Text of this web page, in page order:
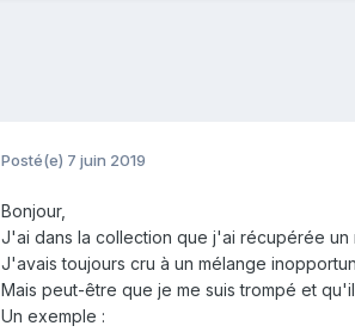
Posté(e) 7 juin 2019
Bonjour,
J'ai dans la collection que j'ai récupérée un
J'avais toujours cru à un mélange
Mais peut-être que je me suis trompé et
Un exemple :